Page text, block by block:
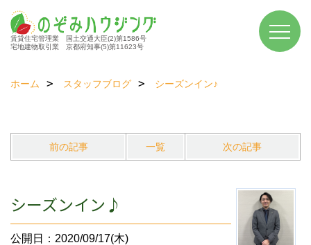
賃貸住宅管理業 国土交通大臣(2)第1586号
宅地建物取引業 京都府知事(5)第11623号
ホーム スタッフブログ シーズンイン♪
前の記事 一覧 次の記事
シーズンイン♪
公開日：2020/09/17(木)